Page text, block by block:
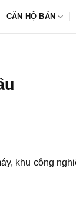
CĂN HỘ BÁN
khu công